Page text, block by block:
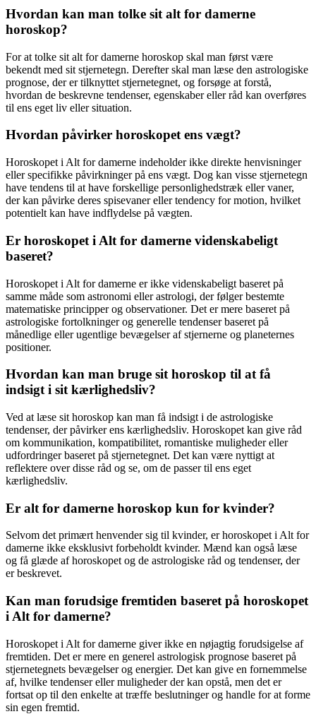
Hvordan kan man tolke sit alt for damerne
horoskop?
For at tolke sit alt for damerne horoskop skal man først være
bekendt med sit stjernetegn. Derefter skal man læse den astrologiske
prognose, der er tilknyttet stjernetegnet, og forsøge at forstå,
hvordan de beskrevne tendenser, egenskaber eller råd kan overføres
til ens eget liv eller situation.
Hvordan påvirker horoskopet ens vægt?
Horoskopet i Alt for damerne indeholder ikke direkte henvisninger
eller specifikke påvirkninger på ens vægt. Dog kan visse stjernetegn
have tendens til at have forskellige personlighedstræk eller vaner,
der kan påvirke deres spisevaner eller tendency for motion, hvilket
potentielt kan have indflydelse på vægten.
Er horoskopet i Alt for damerne videnskabeligt
baseret?
Horoskopet i Alt for damerne er ikke videnskabeligt baseret på
samme måde som astronomi eller astrologi, der følger bestemte
matematiske principper og observationer. Det er mere baseret på
astrologiske fortolkninger og generelle tendenser baseret på
månedlige eller ugentlige bevægelser af stjernerne og planeternes
positioner.
Hvordan kan man bruge sit horoskop til at få
indsigt i sit kærlighedsliv?
Ved at læse sit horoskop kan man få indsigt i de astrologiske
tendenser, der påvirker ens kærlighedsliv. Horoskopet kan give råd
om kommunikation, kompatibilitet, romantiske muligheder eller
udfordringer baseret på stjernetegnet. Det kan være nyttigt at
reflektere over disse råd og se, om de passer til ens eget
kærlighedsliv.
Er alt for damerne horoskop kun for kvinder?
Selvom det primært henvender sig til kvinder, er horoskopet i Alt for
damerne ikke eksklusivt forbeholdt kvinder. Mænd kan også læse
og få glæde af horoskopet og de astrologiske råd og tendenser, der
er beskrevet.
Kan man forudsige fremtiden baseret på horoskopet
i Alt for damerne?
Horoskopet i Alt for damerne giver ikke en nøjagtig forudsigelse af
fremtiden. Det er mere en generel astrologisk prognose baseret på
stjernetegnets bevægelser og energier. Det kan give en fornemmelse
af, hvilke tendenser eller muligheder der kan opstå, men det er
fortsat op til den enkelte at træffe beslutninger og handle for at forme
sin egen fremtid.